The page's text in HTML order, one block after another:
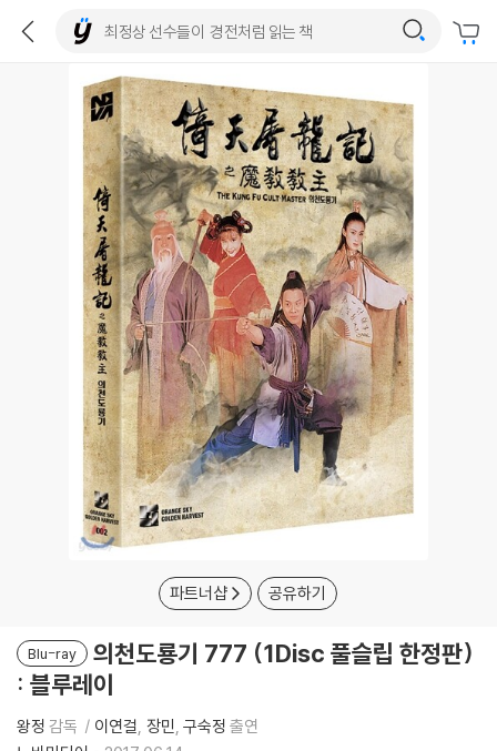
파트너샵 공유하기
Blu-ray
의천도룡기 777 (1Disc 풀슬립 한정판)
: 블루레이
왕정 감독 이연걸 장민 구숙정 출연